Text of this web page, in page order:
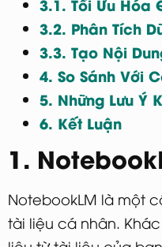
3.2. Phân Tích
3.3. Tạo Nội
4. So Sánh Với
5. Những Lưu Ý
6. Kết Luận
1.
NotebookLM là một
tài liệu cá nhân.